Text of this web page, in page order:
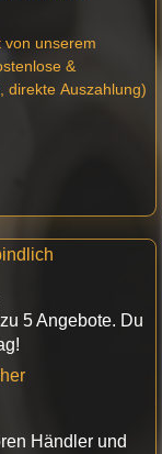
von unserem
&
direkte Auszahlung)
5 Angebote. Du
Händler und